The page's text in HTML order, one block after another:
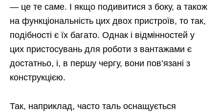
— це те саме. І якщо подивитися з боку, а також
на функціональність цих двох пристроїв, то так,
подібності є їх багато. Однак і відмінностей у
цих пристосувань для роботи з вантажами є
достатньо, і, в першу чергу, вони пов’язані з
конструкцією.
Так, наприклад, часто таль оснащується